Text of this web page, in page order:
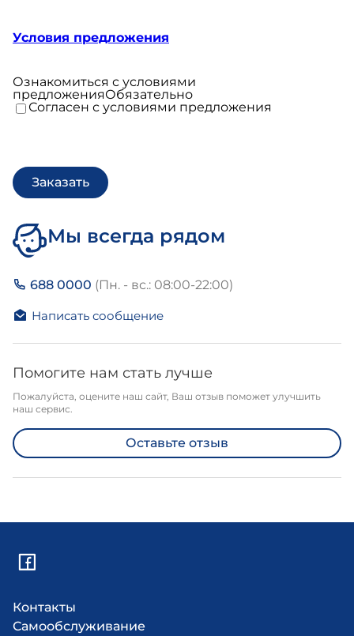
Условия предложения
Ознакомиться с условиями
предложенияОбязательно
Согласен с условиями предложения
Мы всегда рядом
688 0000 (Пн. - вс.: 08:00-22:00)
Написать сообщение
Помогите нам стать лучше
Пожалуйста, оцените наш сайт, Ваш отзыв поможет улучшить
наш сервис.
Оставьте отзыв
Контакты
Самообслуживание